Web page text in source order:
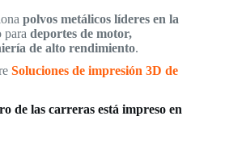
polvos metálicos líderes en la
para deportes de motor,
de alto rendimiento.
Soluciones de impresión 3D de
de las carreras está impreso en